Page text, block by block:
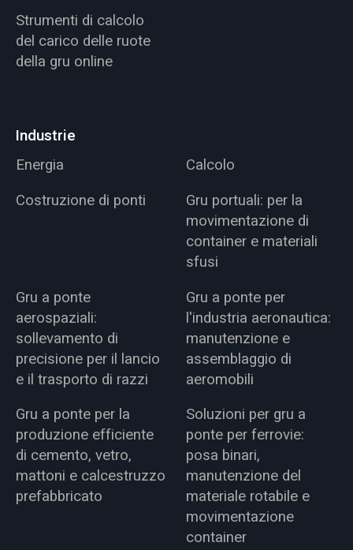
Strumenti di calcolo
del carico delle ruote
della gru online
Industrie
Energia
Calcolo
Costruzione di ponti
Gru portuali: per la
movimentazione di
container e materiali
sfusi
Gru a ponte
aerospaziali:
sollevamento di
precisione per il lancio
e il trasporto di razzi
Gru a ponte per
l'industria aeronautica:
manutenzione e
assemblaggio di
aeromobili
Gru a ponte per la
produzione efficiente
di cemento, vetro,
mattoni e calcestruzzo
prefabbricato
Soluzioni per gru a
ponte per ferrovie:
posa binari,
manutenzione del
materiale rotabile e
movimentazione
container